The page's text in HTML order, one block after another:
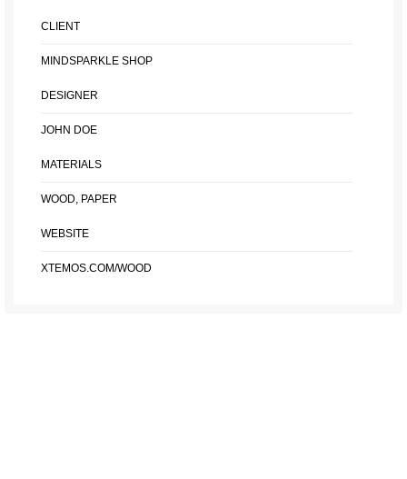
CLIENT
MINDSPARKLE SHOP
DESIGNER
JOHN DOE
MATERIALS
WOOD, PAPER
WEBSITE
XTEMOS.COM/WOOD